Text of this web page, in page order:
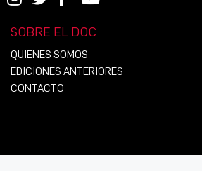
SOBRE EL DOC
QUIENES SOMOS
EDICIONES ANTERIORES
CONTACTO